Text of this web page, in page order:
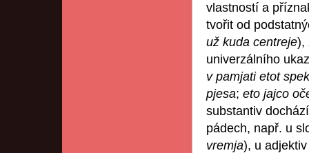
vlastností a
tvořit od
už kuda centreje),
univerzálního
v pamjati etot
pjesa; eto jajco
substantiv
pádech, např. u
vremja), u